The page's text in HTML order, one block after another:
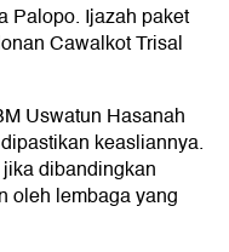
Palopo. Ijazah paket
Cawalkot Trisal
Uswatun Hasanah
keasliannya.
dibandingkan
oleh lembaga yang